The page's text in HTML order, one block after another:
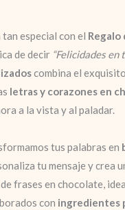
especial con el Regalo
de decir “Felicidades en
combina el
letras y corazones en
a la vista y al paladar.
tus palabras en
tu mensaje y crea
frases en chocolate,
con ingredientes